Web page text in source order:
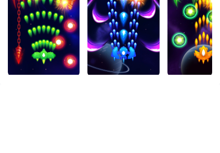
如果你想用遊戲手把玩遊戲，自動啟用的遊戲手把檢測可以
幫助你在幾個簡單的點擊中自訂控制，自由移動你的英雄。
現在就開始在電腦上下載和玩Infinity Galaga: Space
Trigger吧！
你是 1945 年飛機主題/弓箭手類游戲的粉絲嗎？如果是這